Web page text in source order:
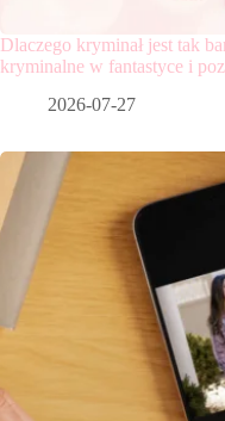
Dlaczego kryminał jest tak
kryminalne w fantastyce i
2026-07-27